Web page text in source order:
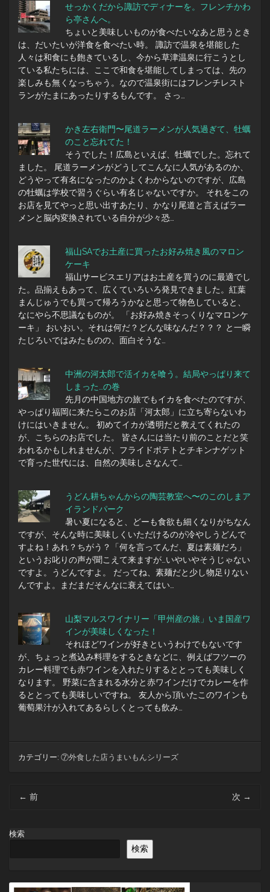
せっかくだから諏訪でディナーを。フレンチかわ
ら亭さんへ。
ちょいと美味しいものが食べたいなあと思うとき
は、だいたいが洋食を食べたい時。 諏訪で温泉を堪能した
人々は和食にも飽きているし、今から草津温泉に行こうとし
ている私たちには、ここで和食を堪能してしまっては、先の
楽しみも無くなっちゃう。なので温泉街にはフレンチレスト
ランがたまにあったりするもんです。 さっ…
かき左右衛門〜尾道ラーメンが人気過ぎて、牡蠣
のこと忘れてた！
そうでした！広島といえば、牡蠣でした。忘れて
ました。 尾道ラーメンがどうしてこんなに人気があるのか、
どうやって有名になったのかよくわからないのですが、広島
の牡蠣は学校で習うぐらい有名じゃないですか。 それをこの
お店を見てやっと思い出すあたり、かなり尾道と言えばラー
メンと脳内変換されている自分が少々恐…
福山SAでお土産に買ったお好み焼き風のマロン
ケーキ
福山サービスエリアはお土産を買うのに最適でし
た。品揃えもあって、広くていろいろ発見できました。紅葉
まんじゅうでも買って帰ろうかなと思って物色していると、
なにやら不思議なものが。 「お好み焼きそっくりなマロンケ
ーキ」 おいおい。それは何だ？どんな味なんだ？？？ と一瞬
たじろいではみたものの、面白そうな…
中洲の河太郎で活イカを喰う。結局やっぱり来て
しまった…の巻
先月の中国地方の旅でもイカを食べたのですが、
やっぱり福岡に来たらこのお店「河太郎」に立ち寄らないわ
けにはいきません。 初めてイカが透明だと教えてくれたの
が、こちらのお店でした。 皆さんには当たり前のことだと笑
われるかもしれませんが、フライドポテトとチキンナゲット
で育った世代には、自然の美味しさなんて…
うどん耕ちゃんからの陶芸教室へ〜のこのしまア
イランドパーク
暑い夏になると、どーも食欲も細くなりがちなん
ですが、そんな時に美味しくいただけるのが冷やしうどんで
すよね！あれ？ちがう？「何を言ってんだ、夏は素麺だろ」
というお叱りの声が聞こえて来ますが…いやいやそうじゃない
ですよ。うどんですよ。 だってね、素麺だと少し物足りない
んですよ。まだまだそんなに衰えてはい…
山梨マルスワイナリー「甲州産の旅」いま国産ワ
インが美味しくなった！
それほどワインが好きというわけでもないです
が、ちょっと煮込み料理をするときなどに、例えばフツーの
カレー料理でも赤ワインを入れたりするととっても美味しく
なります。 野菜に含まれる水分と赤ワインだけでカレーを作
るととっても美味しいですね。 友人から頂いたこのワインも
葡萄果汁が入れてあるらしくとっても飲み…
カテゴリー: ⑦外食した店うまいもんシリーズ
ビ
ゲ
← 前 次 →
検索
検索